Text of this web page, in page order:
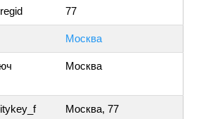
77
Москва
Москва
Москва, 77